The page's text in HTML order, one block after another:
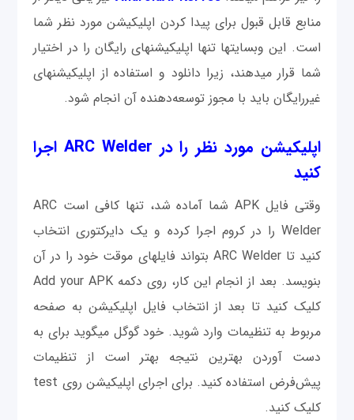
منابع قابل قبول برای پیدا کردن اپلیکیشن مورد نظر شما
است. این وب‎سایت‎ها تنها اپلیکیشن‎های رایگان را در اختیار
شما قرار می‎دهند، زیرا دانلود و استفاده از اپلیکیشن‎های
غیررایگان باید با مجوز توسعه‌دهنده آن انجام شود.
اپلیکیشن مورد نظر را در ARC Welder اجرا
کنید
وقتی فایل APK شما آماده شد، تنها کافی است ARC
Welder را در کروم اجرا کرده و یک دایرکتوری انتخاب
کنید تا ARC Welder بتواند فایل‎های موقت خود را در آن
بنويسد. بعد از انجام این کار، روی دکمه Add your APK
کلیک کنید تا بعد از انتخاب فایل اپلیکیشن به صفحه
مربوط به تنظیمات وارد شوید. خود گوگل می‎گوید برای به
دست آوردن بهترین نتیجه بهتر است از تنظیمات
پیش‌فرض استفاده کنید. برای اجرای اپلیکیشن روی test
کلیک کنید.